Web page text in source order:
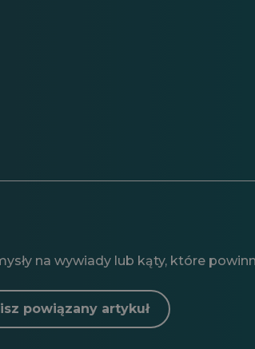
na wywiady lub kąty, które
powiązany artykuł